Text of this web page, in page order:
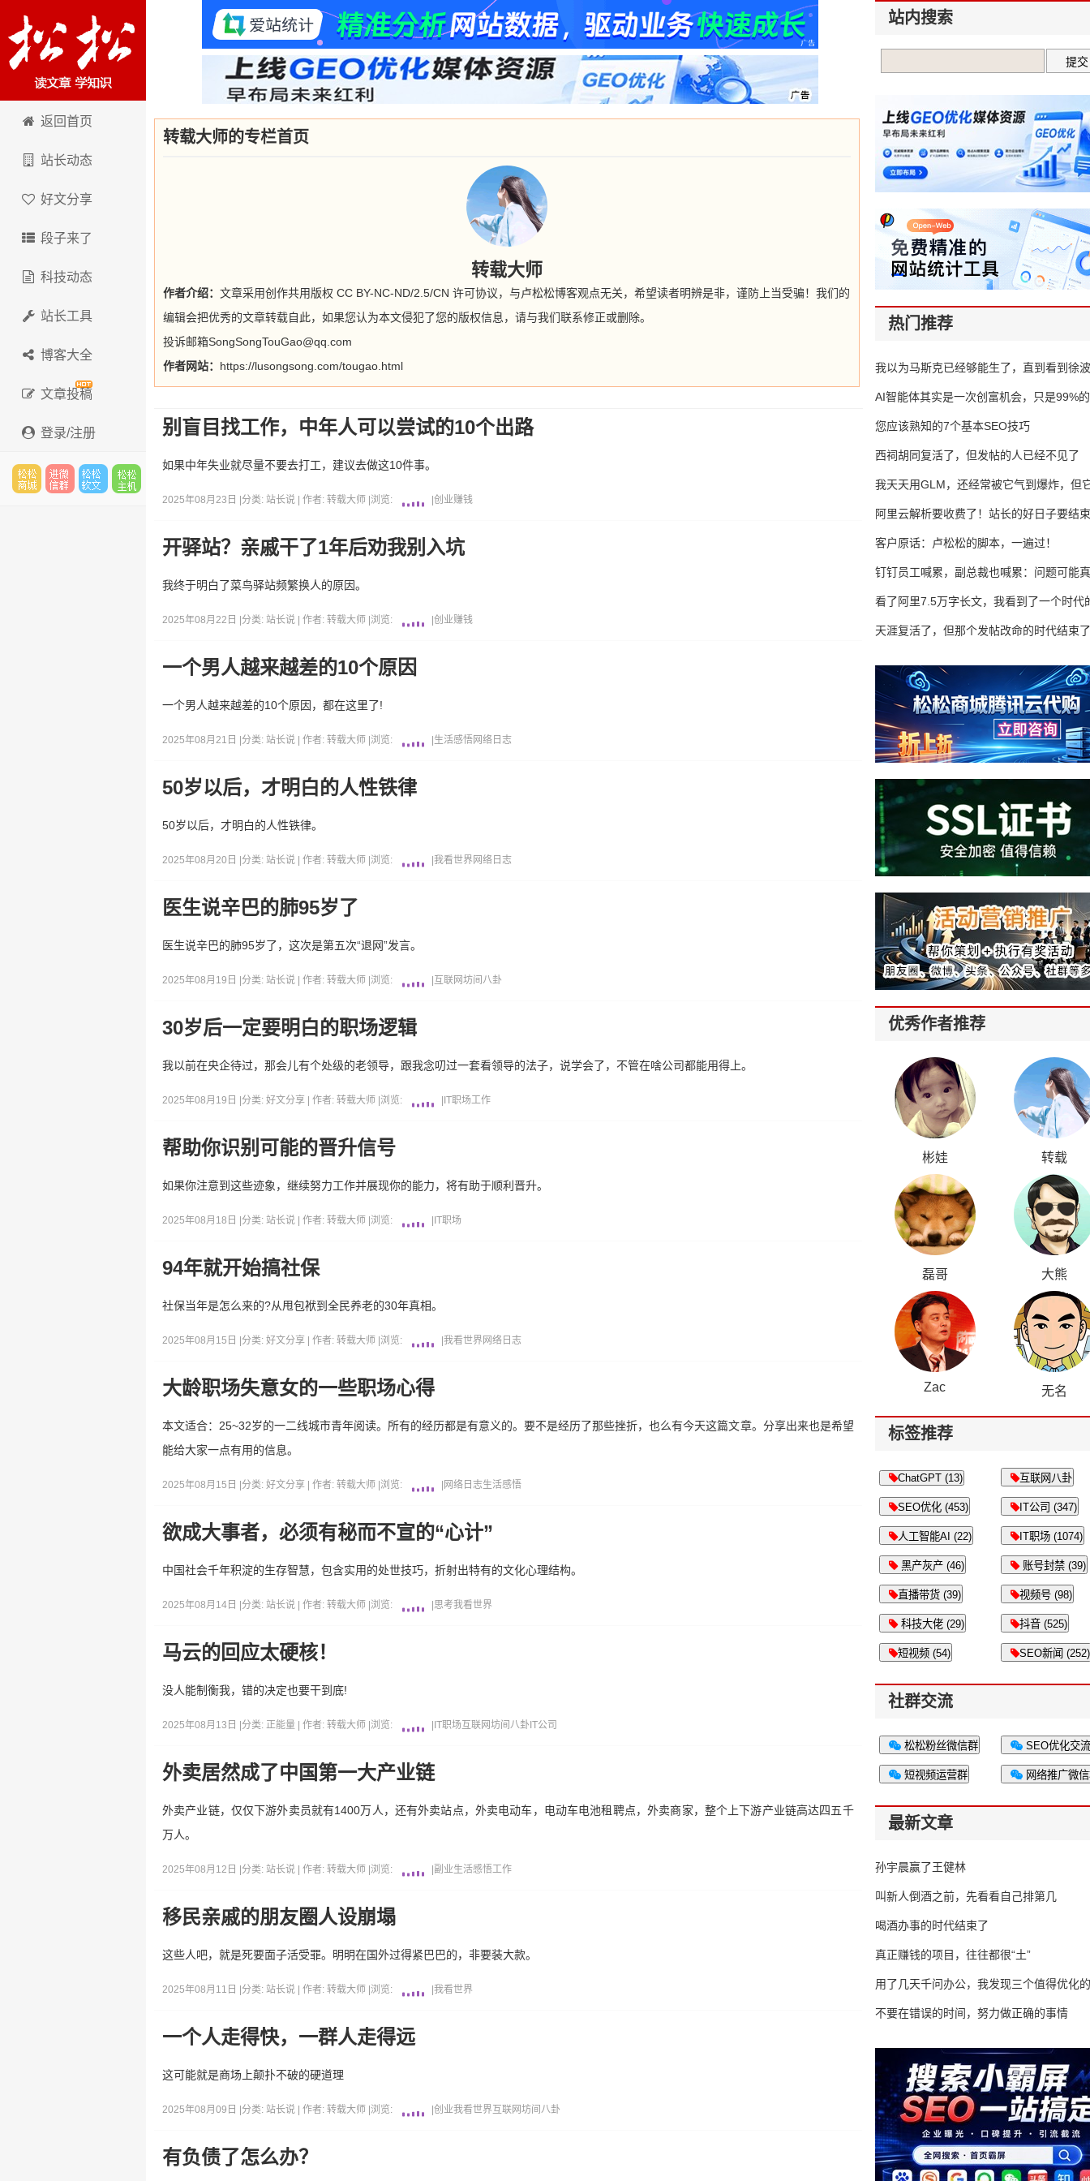
卢松松博客
返回首页
站长动态
好文分享
段子来了
科技动态
站长工具
博客大全
文章投稿
登录/注册
转载大师的专栏首页
转载大师
作者介绍： 文章采用创作共用版权 CC BY-NC-ND/2.5/CN 许可协议，与卢松松博客观点无关，希望读者明辨是非，谨防上当受骗！我们的
编辑会把优秀的文章转载自此，如果您认为本文侵犯了您的版权信息，请与我们联系修正或删除。
投诉邮箱SongSongTouGao@qq.com
作者网站： https://lusongsong.com/tougao.html
别盲目找工作，中年人可以尝试的10个出路
如果中年失业就尽量不要去打工，建议去做这10件事。
2025年08月23日 | 分类: 站长说 | 作者: 转载大师 浏览: 创业赚钱
开驿站？亲戚干了1年后劝我别入坑
我终于明白了菜鸟驿站频繁换人的原因。
2025年08月22日 | 分类: 站长说 | 作者: 转载大师 浏览: 创业赚钱
一个男人越来越差的10个原因
一个男人越来越差的10个原因，都在这里了!
2025年08月21日 | 分类: 站长说 | 作者: 转载大师 浏览: 生活感悟网络日志
50岁以后，才明白的人性铁律
50岁以后，才明白的人性铁律。
2025年08月20日 | 分类: 站长说 | 作者: 转载大师 浏览: 我看世界 网络日志
医生说辛巴的肺95岁了
医生说辛巴的肺95岁了，这次是第五次“退网”发言。
2025年08月19日 | 分类: 站长说 | 作者: 转载大师 浏览: 互联网坊间八卦
30岁后一定要明白的职场逻辑
我以前在央企待过，那会儿有个处级的老领导，跟我念叨过一套看领导的法子，说学会了，不管在啥公司都能用得上。
2025年08月19日 | 分类: 好文分享 | 作者: 转载大师 浏览: IT职场工作
帮助你识别可能的晋升信号
如果你注意到这些迹象，继续努力工作并展现你的能力，将有助于顺利晋升。
2025年08月18日 | 分类: 站长说 | 作者: 转载大师 浏览: IT职场
94年就开始搞社保
社保当年是怎么来的?从甩包袱到全民养老的30年真相。
2025年08月15日 | 分类: 好文分享 | 作者: 转载大师 浏览: 我看世界 网络日志
大龄职场失意女的一些职场心得
本文适合：25~32岁的一二线城市青年阅读。 所有的经历都是有意义的。要不是经历了那些挫折，也么有今天这篇文章。分享出来也是希望
能给大家一点有用的信息。
2025年08月15日 | 分类: 好文分享 | 作者: 转载大师 浏览: 网络日志生活感悟
欲成大事者，必须有秘而不宣的“心计”
中国社会千年积淀的生存智慧，包含实用的处世技巧，折射出特有的文化心理结构。
2025年08月14日 | 分类: 站长说 | 作者: 转载大师 浏览: 思考我看世界
马云的回应太硬核！
没人能制衡我，错的决定也要干到底!
2025年08月13日 | 分类: 正能量 | 作者: 转载大师 浏览: IT职场 互联网坊间八卦 IT公司
外卖居然成了中国第一大产业链
外卖产业链，仅仅下游外卖员就有1400万人，还有外卖站点，外卖电动车，电动车电池租聘点，外卖商家，整个上下游产业链高达四五千
万人。
2025年08月12日 | 分类: 站长说 | 作者: 转载大师 浏览: 副业生活感悟工作
移民亲戚的朋友圈人设崩塌
这些人吧，就是死要面子活受罪。明明在国外过得紧巴巴的，非要装大款。
2025年08月11日 | 分类: 站长说 | 作者: 转载大师 浏览: 我看世界
一个人走得快，一群人走得远
这可能就是商场上颠扑不破的硬道理
2025年08月09日 | 分类: 站长说 | 作者: 转载大师 浏览: 创业我看世界 互联网坊间八卦
有负债了怎么办？
站内搜索
热门推荐
我以为马斯克已经够能生了，直到看到
AI智能体其实是一次创富机会，只是99%
错过了
您应该熟知的7个基本SEO技巧
西祠胡同复活了，但发帖的人已经不见了
我天天用GLM，还经常被它气到爆炸，但
16万亿
阿里云解析要收费了！站长的好日子要结
客户原话：卢松松的脚本，一遍过！
钉钉员工喊累，副总裁也喊累：问题可能
了
看了阿里7.5万字长文，我看到了一个时代
天涯复活了，但那个发帖改命的时代结束了
优秀作者推荐
彬娃 转载
磊哥 大熊
Zac 无名
标签推荐
ChatGPT (13) 互联网八卦
SEO优化 (453) IT公司 (347)
人工智能AI (22) IT职场 (1074)
黑产灰产 (46) 账号封禁 (39)
直播带货 (39) 视频号 (98)
科技大佬 (29) 抖音 (525)
短视频 (54) SEO新闻 (252)
社群交流
松松粉丝微信群 SEO优化交
短视频运营群 网络推广微
最新文章
孙宇晨赢了王健林
叫新人倒酒之前，先看看自己排第几
喝酒办事的时代结束了
真正赚钱的项目，往往都很“土”
用了几天千问办公，我发现三个值得优化
不要在错误的时间，努力做正确的事情